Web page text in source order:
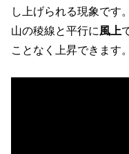
し上げられる現象です。
山の稜線と平行に風上
ことなく上昇できます。